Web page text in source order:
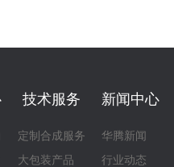
技术服务
定制合成服务
大包装产品
新闻中心
华腾新闻
行业动态